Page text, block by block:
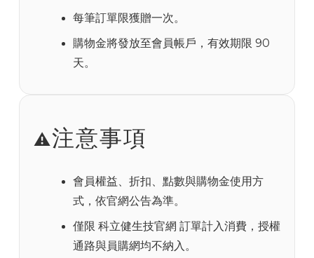
每筆訂單限獲贈一次。
購物金將發放至會員帳戶，有效期限 90
天。
⚠️注意事項
會員權益、折扣、點數與購物金使用方
式，依官網公告為準。
僅限 科立健生技官網 訂單計入消費，授權
通路與員購網均不納入。